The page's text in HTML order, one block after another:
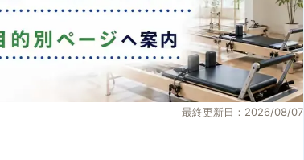
最終更新日：2026/08/07